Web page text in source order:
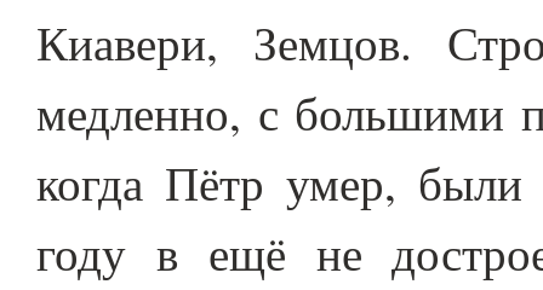
Киавери, Земцов.
медленно, с большими
когда Пётр умер,
году в ещё не